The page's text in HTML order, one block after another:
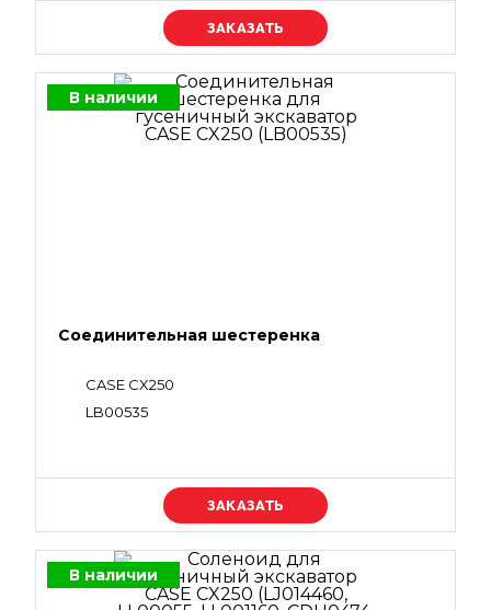
Уточняйте цену
В наличии
Соединительная шестеренка
CASE CX250
LB00535
Уточняйте цену
В наличии